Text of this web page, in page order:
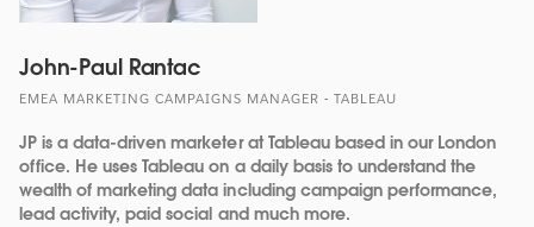
John-Paul Rantac
EMEA MARKETING CAMPAIGNS MANAGER - TABLEAU
JP is a data-driven marketer at Tableau based in our London
office. He uses Tableau on a daily basis to understand the
wealth of marketing data including campaign performance,
lead activity, paid social and much more.